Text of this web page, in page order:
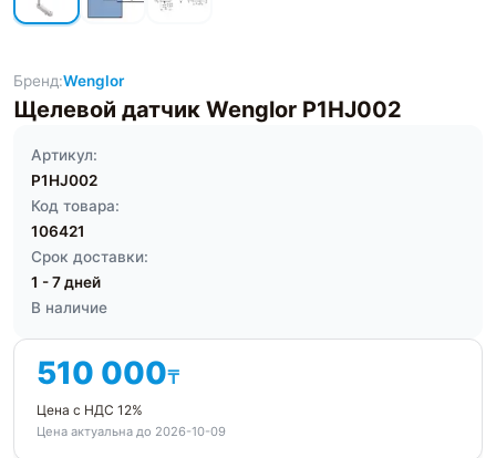
Бренд:Wenglor
Щелевой датчик Wenglor P1HJ002
Артикул:
P1HJ002
Код товара:
106421
Срок доставки:
1 - 7 дней
В наличие
510 000₸
Цена с НДС 12%
Цена актуальна до 2026-10-09